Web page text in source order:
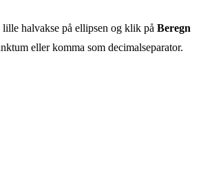
halvakse på ellipsen og klik på Beregn
eller komma som decimalseparator.